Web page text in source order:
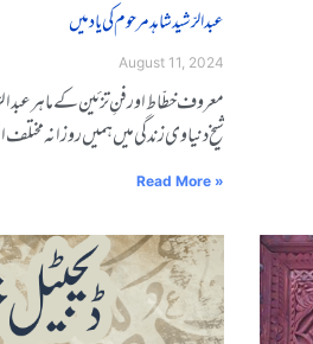
عبدالرّشید شاہد مرحوم کی یاد میں
August 11, 2024
معروف خطّاط اور فنِ تزئین کے ماہر
شیخ دنیاوی زندگی میں ہمیں روزانہ
Read More »